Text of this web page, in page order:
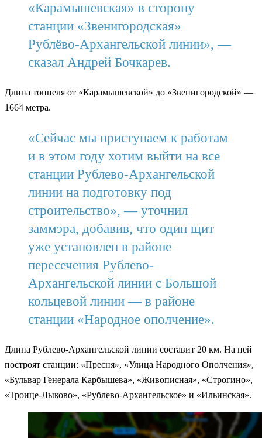
«Карамышевская» в сторону
станции «Звенигородская»
Рублёво-Архангельской линии», —
сказал Андрей Бочкарев.
Длина тоннеля от «Карамышевской» до «Звенигородской» —
1664 метра.
«Сейчас мы приступаем к работам
и в этом году хотим выйти на все
станции Рублево-Архангельской
линии на подготовку под
строительство», — уточнил
заммэра, добавив, что один щит
уже установлен в районе
пересечения Рублево-
Архангельской линии с Большой
кольцевой линии — в районе
станции «Народное ополчение».
Длина Рублево-Архангельской линии составит 20 км. На ней
построят станции: «Пресня», «Улица Народного Ополчения»,
«Бульвар Генерала Карбышева», «Живописная», «Строгино»,
«Троице-Лыково», «Рублево-Архангельское» и «Ильинская».​